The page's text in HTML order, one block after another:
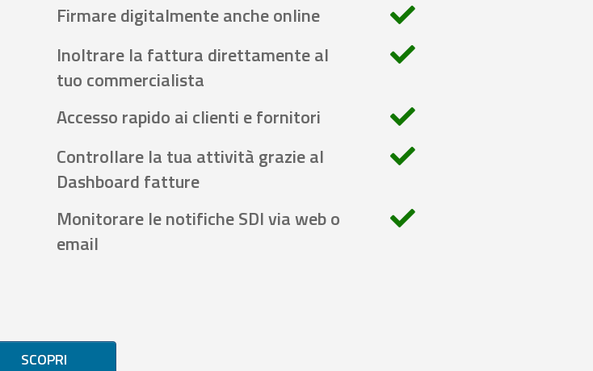
Firmare digitalmente anche online
Inoltrare la fattura direttamente al
tuo commercialista
Accesso rapido ai clienti e fornitori
Controllare la tua attività grazie al
Dashboard fatture
Monitorare le notifiche SDI via web o
email
SCOPRI